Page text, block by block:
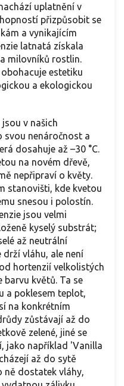
uplatnění v
přizpůsobit se
a vynikajícím
latnatá získala
milovníků rostlin.
estetiku
a ekologickou
v našich
svou nenáročnost a
dosahuje až –30 °C.
na novém dřevě,
nepřipraví o květy.
stanovišti, kde kvetou
snesou i polostín.
jsou velmi
kyselý substrát;
až neutrální
vláhu, ale není
hortenzií velkolistých
barvu květů. Ta se
a poklesem teplot,
na konkrétním
zůstávají až do
zelené, jiné se
jako například 'Vanilla
až do sytě
ně dostatek vláhy,